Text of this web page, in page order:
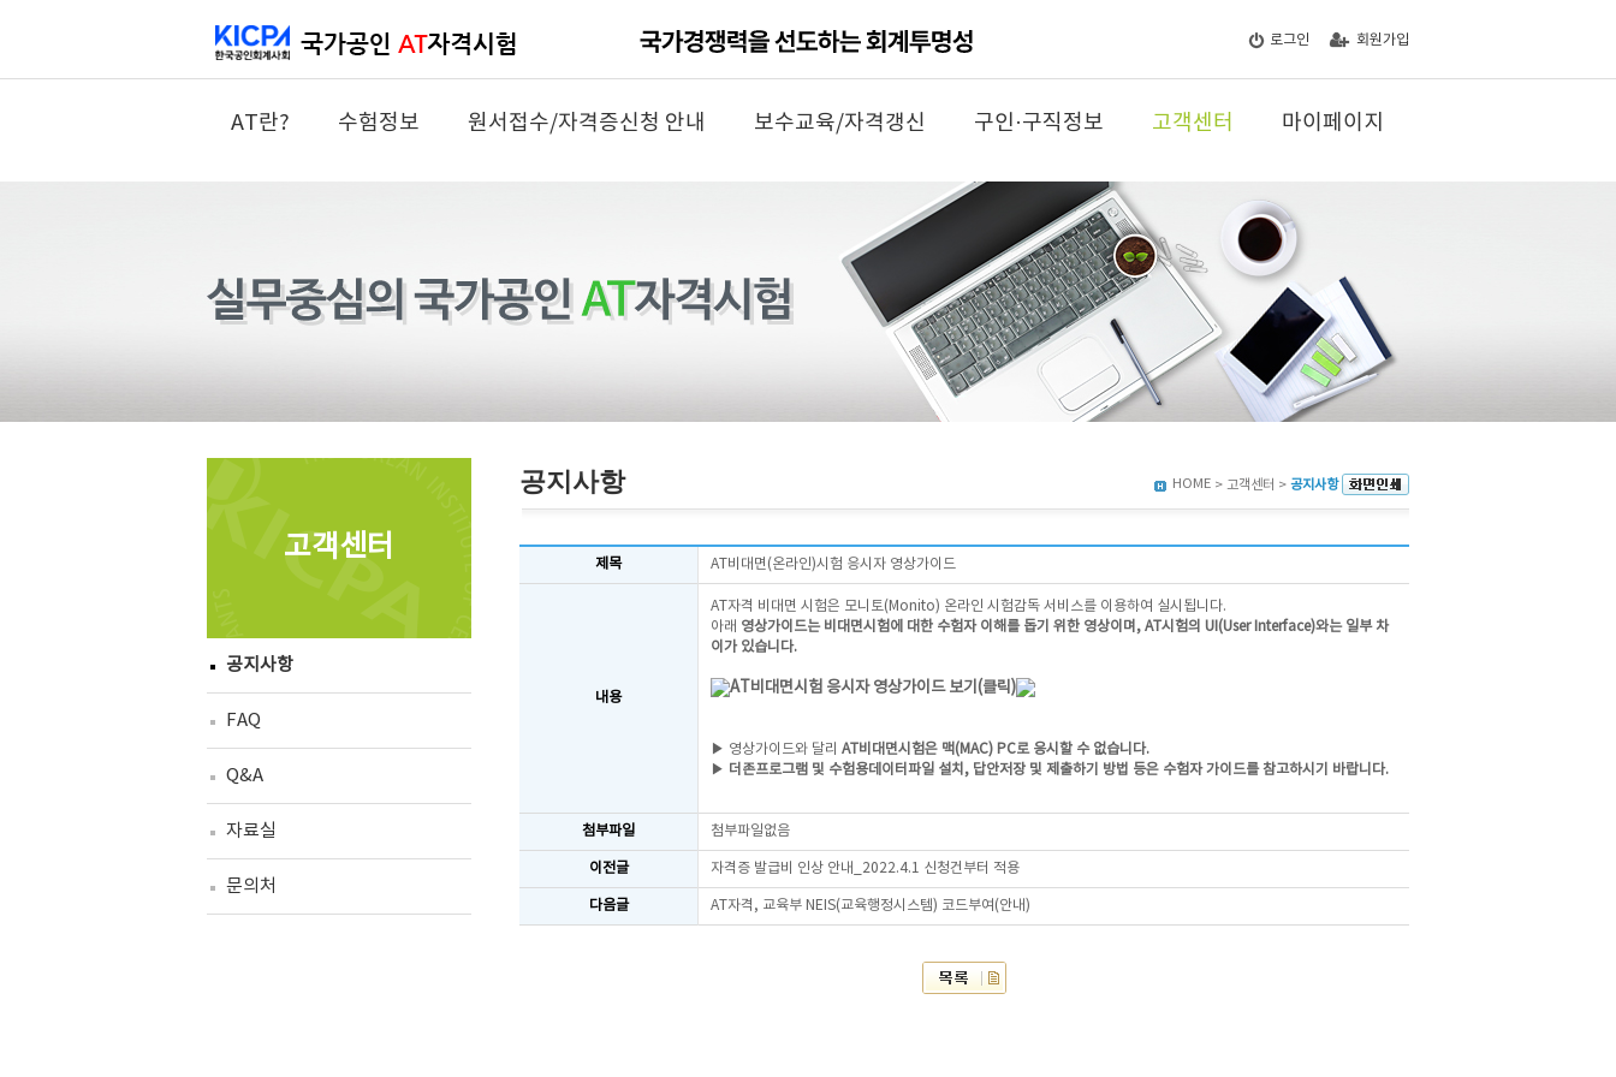
로그인 회원가입
AT란? 수험정보 원서접수/자격증신청 안내 보수교육/자격갱신 구인·구직정보 고객센터 마이페이지
고객센터
공지사항
FAQ
Q&A
자료실
문의처
공지사항 HOME > 고객센터 > 공지사항
제목 AT비대면(온라인)시험 응시자 영상가이드
내용
AT자격 비대면 시험은 모니토(Monito) 온라인 시험감독 서비스를 이용하여 실시됩니다.
아래 영상가이드는 비대면시험에 대한 수험자 이해를 돕기 위한 영상이며, AT시험의 UI(User Interface)와는 일부 차
이가 있습니다.
AT비대면시험 응시자 영상가이드 보기(클릭)
▶ 영상가이드와 달리 AT비대면시험은 맥(MAC) PC로 응시할 수 없습니다.
▶ 더존프로그램 및 수험용데이터파일 설치, 답안저장 및 제출하기 방법 등은 수험자 가이드를 참고하시기 바랍니다.
첨부파일 첨부파일없음
이전글 자격증 발급비 인상 안내_2022.4.1 신청건부터 적용
다음글 AT자격, 교육부 NEIS(교육행정시스템) 코드부여(안내)